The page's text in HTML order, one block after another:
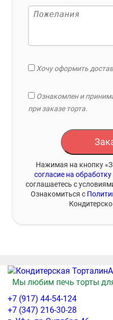
Хочу оформить
Ознакомлен и
при заказе торта.
Нажимая на кнопку
согласие на
соглашаетесь с
Ознакомиться с
Мы любим печь торты
+7 (917) 44-54-124
+7 (347) 216-30-28